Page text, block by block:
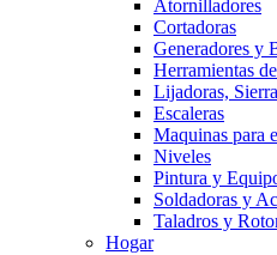
Atornilladores
Cortadoras
Generadores y
Herramientas
Lijadoras,
Escaleras
Maquinas para
Niveles
Pintura y
Soldadoras y
Taladros y
Hogar